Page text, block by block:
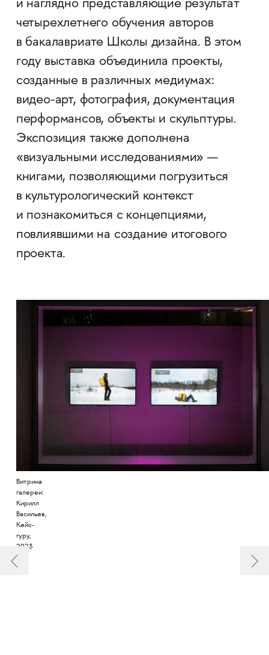
и наглядно представляющие результат
четырехлетнего обучения авторов
в бакалавриате Школы дизайна. В этом
году выставка объединила проекты,
созданные в различных медиумах:
видео-арт, фотография, документация
перформансов, объекты и скульптуры.
Экспозиция также дополнена
«визуальными исследованиями» —
книгами, позволяющими погрузиться
в культурологический контекст
и познакомиться с концепциями,
повлиявшими на создание итогового
проекта.
Витрина
галереи:
Кирилл
Васильев,
Кейс-
гуру,
2023